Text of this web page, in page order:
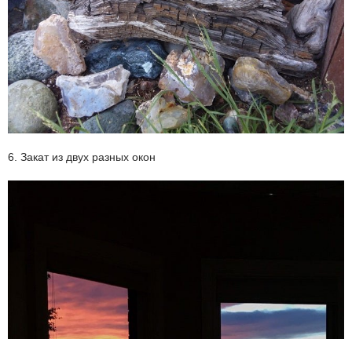
6. Закат из двух разных окон